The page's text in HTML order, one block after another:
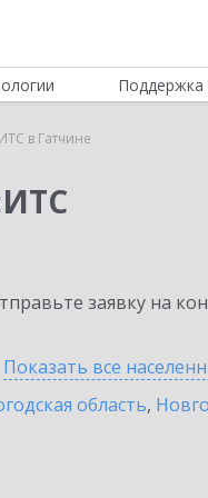
Поддержка
в Гатчине
заявку на
Показать все
область,